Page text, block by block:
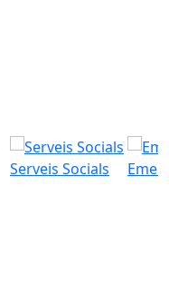
Serveis Socials